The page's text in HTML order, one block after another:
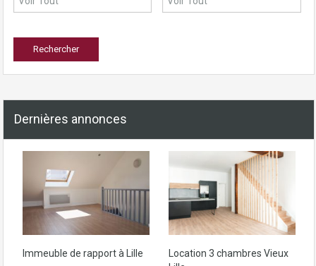
Dernières annonces
Immeuble de rapport à Lille
Location 3 chambres Vieux